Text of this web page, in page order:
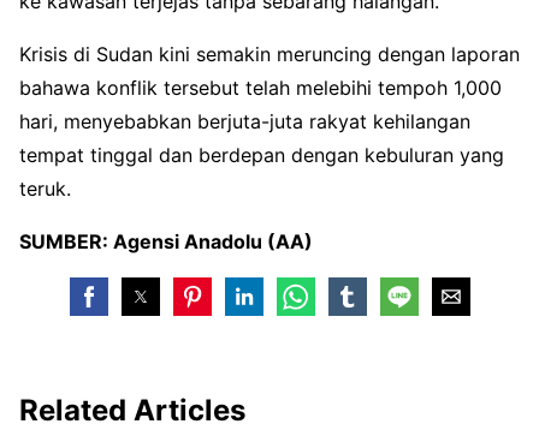
Krisis di Sudan kini semakin meruncing dengan laporan
bahawa konflik tersebut telah melebihi tempoh 1,000
hari, menyebabkan berjuta-juta rakyat kehilangan
tempat tinggal dan berdepan dengan kebuluran yang
teruk.
SUMBER: Agensi Anadolu (AA)
Related Articles